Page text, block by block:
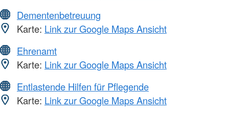
Dementenbetreuung
Karte: Link zur Google Maps Ansicht
Ehrenamt
Karte: Link zur Google Maps Ansicht
Entlastende Hilfen für Pflegende
Karte: Link zur Google Maps Ansicht